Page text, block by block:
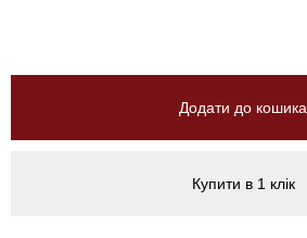
Додати до кошика
Купити в 1 клік